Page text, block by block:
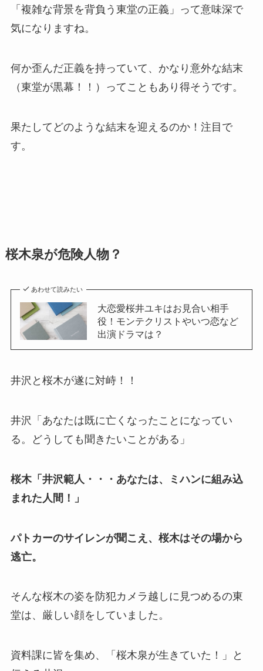
「複雑な背景を背負う東堂の正義」って意味深で
気になりますね。
何か歪んだ正義を持っていて、かなり意外な結末
（東堂が黒幕！！）ってこともあり得そうです。
果たしてどのような結末を迎えるのか！注目で
す。
桜木泉が危険人物？
あわせて読みたい
大恋愛桜井ユキはお見合い相手
役！モンテクリストやいつ恋など
出演ドラマは？
井沢と桜木が遂に対峙！！
井沢「あなたは既に亡くなったことになってい
る。どうしても聞きたいことがある」
桜木「井沢範人・・・あなたは、ミハンに組み込
まれた人間！」
パトカーのサイレンが聞こえ、桜木はその場から
逃亡。
そんな桜木の姿を防犯カメラ越しに見つめるの東
堂は、厳しい顔をしていました。
資料課に皆を集め、「桜木泉が生きていた！」と